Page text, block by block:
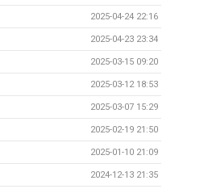
2025-04-24 22:16
2025-04-23 23:34
2025-03-15 09:20
2025-03-12 18:53
2025-03-07 15:29
2025-02-19 21:50
2025-01-10 21:09
2024-12-13 21:35